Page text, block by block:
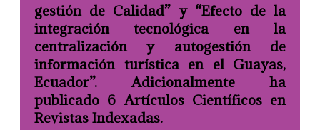
gestión de Calidad” y “Efecto de la
integración tecnológica en la
centralización y autogestión de
información turística en el Guayas,
Ecuador”. Adicionalmente ha
publicado 6 Artículos Científicos en
Revistas Indexadas.